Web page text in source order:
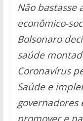
Não bastasse
econômico-
Bolsonaro
saúde
Coronavírus
Saúde e
governadores
promover e